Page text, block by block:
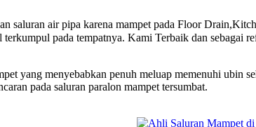
air pipa karena mampet pada Floor
pada tempatnya. Kami Terbaik dan sebagai
yang menyebabkan penuh meluap memenuhi ubin
pada saluran paralon mampet tersumbat.